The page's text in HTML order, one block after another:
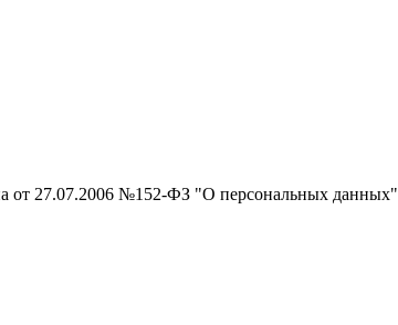
от 27.07.2006 №152-ФЗ "О персональных данных"